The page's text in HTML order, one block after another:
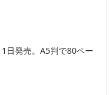
日発売。A5判で80ペー